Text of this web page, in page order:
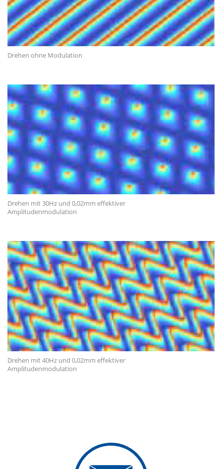
Drehen ohne Modulation
Drehen mit 30Hz und 0,02mm effektiver
Amplitudenmodulation
Drehen mit 40Hz und 0,02mm effektiver
Amplitudenmodulation